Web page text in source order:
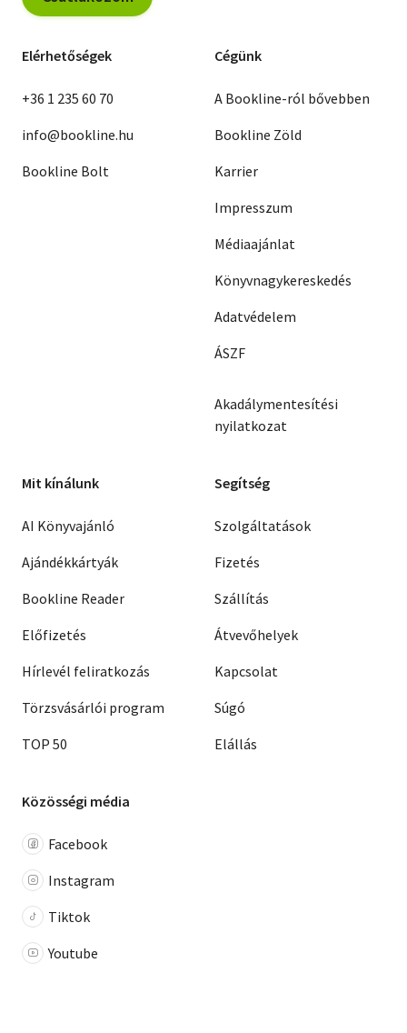
Elérhetőségek
+36 1 235 60 70
info@bookline.hu
Bookline Bolt
Cégünk
A Bookline-ról bővebben
Bookline Zöld
Karrier
Impresszum
Médiaajánlat
Könyvnagykereskedés
Adatvédelem
ÁSZF
Akadálymentesítési
nyilatkozat
Mit kínálunk
AI Könyvajánló
Ajándékkártyák
Bookline Reader
Előfizetés
Hírlevél feliratkozás
Törzsvásárlói program
TOP 50
Segítség
Szolgáltatások
Fizetés
Szállítás
Átvevőhelyek
Kapcsolat
Súgó
Elállás
Közösségi média
Facebook
Instagram
Tiktok
Youtube